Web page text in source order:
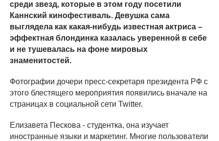
среди звезд, которые в этом году посетили
Каннский кинофестиваль. Девушка сама
выглядела как какая-нибудь известная актриса –
эффектная блондинка казалась уверенной в себе
и не тушевалась на фоне мировых
знаменитостей.
Фотографии дочери пресс-секретаря президента РФ с
этого блестящего мероприятия появились вначале на
страницах в социальной сети Twitter.
Елизавета Пескова - студентка, она изучает
иностранные языки и маркетинг. Многие пользователи